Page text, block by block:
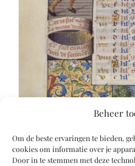
Beheer
Om de beste ervaringen te bieden,
cookies om informatie over je
Door in te stemmen met deze